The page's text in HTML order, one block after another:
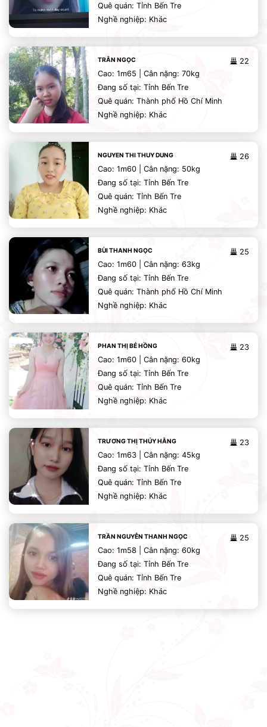
Quê quán: Tỉnh Bến Tre
Nghề nghiệp: Khác
22
TRÂN NGỌC
Cao: 1m65 | Cân nặng: 70kg
Đang số tại: Tỉnh Bến Tre
Quê quán: Thành phố Hồ Chí Minh
Nghề nghiệp: Khác
26
NGUYEN THI THUY DUNG
Cao: 1m60 | Cân nặng: 50kg
Đang số tại: Tỉnh Bến Tre
Quê quán: Tỉnh Bến Tre
Nghề nghiệp: Khác
25
BÙI THANH NGỌC
Cao: 1m60 | Cân nặng: 63kg
Đang số tại: Tỉnh Bến Tre
Quê quán: Thành phố Hồ Chí Minh
Nghề nghiệp: Khác
23
PHAN THỊ BÉ HỒNG
Cao: 1m60 | Cân nặng: 60kg
Đang số tại: Tỉnh Bến Tre
Quê quán: Tỉnh Bến Tre
Nghề nghiệp: Khác
23
TRƯƠNG THỊ THÚY HẰNG
Cao: 1m63 | Cân nặng: 45kg
Đang số tại: Tỉnh Bến Tre
Quê quán: Tỉnh Bến Tre
Nghề nghiệp: Khác
25
TRẦN NGUYỄN THANH NGỌC
Cao: 1m58 | Cân nặng: 60kg
Đang số tại: Tỉnh Bến Tre
Quê quán: Tỉnh Bến Tre
Nghề nghiệp: Khác